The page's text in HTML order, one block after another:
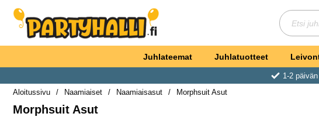
Hae
Ostoskori laajennettu Partyhallen AB
Juhlateemat Juhlatuotteet
1-2
Aloitussivu
Naamiaiset Naamiaisasut Morphsuit Asut
Morphsuit Asut